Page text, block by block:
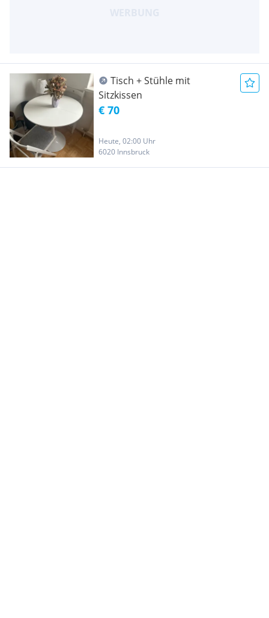
Tisch + Stühle mit
Sitzkissen
€ 70
Heute, 02:00 Uhr
6020 Innsbruck